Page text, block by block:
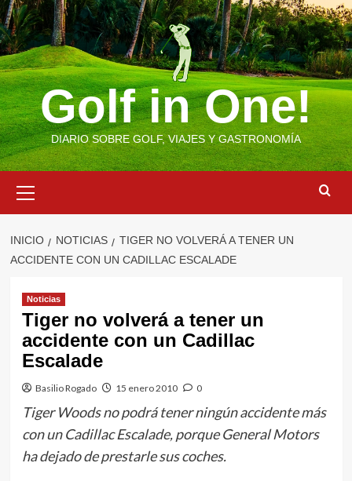
Saltar
al
contenido
Golf in One!
DIARIO SOBRE GOLF, VIAJES Y GASTRONOMÍA
primario
INICIO NOTICIAS
TIGER NO VOLVERÁ A TENER UN
ACCIDENTE CON UN CADILLAC ESCALADE
Noticias
Tiger no volverá a tener un
accidente con un Cadillac
Escalade
Basilio Rogado 15 enero 2010 0
Tiger Woods no podrá tener ningún accidente más
con un Cadillac Escalade, porque General Motors
ha dejado de prestarle sus coches.